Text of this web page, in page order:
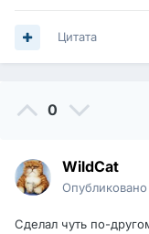
Цитата
0
WildCat
Опубликовано
Сделал чуть по-